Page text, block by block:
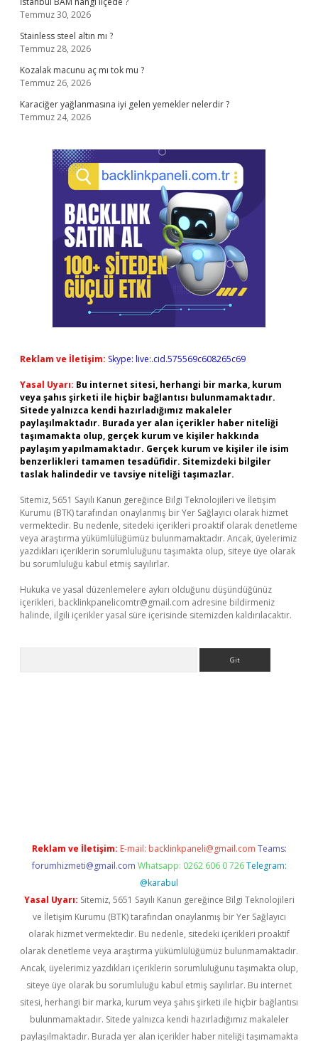
Temmuz 30, 2026
Stainless steel altın mı ?
Temmuz 28, 2026
Kozalak macunu aç mı tok mu ?
Temmuz 26, 2026
Karaciğer yağlanmasına iyi gelen yemekler nelerdir ?
Temmuz 24, 2026
Reklam ve İletişim: Skype: live:.cid.575569c608265c69
Yasal Uyarı: Bu internet sitesi, herhangi bir marka, kurum
veya şahıs şirketi ile hiçbir bağlantısı bulunmamaktadır.
Sitede yalnızca kendi hazırladığımız makaleler
paylaşılmaktadır. Burada yer alan içerikler haber niteliği
taşımamakta olup, gerçek kurum ve kişiler hakkında
paylaşım yapılmamaktadır. Gerçek kurum ve kişiler ile isim
benzerlikleri tamamen tesadüfidir. Sitemizdeki bilgiler
taslak halindedir ve tavsiye niteliği taşımazlar.
Sitemiz, 5651 Sayılı Kanun gereğince Bilgi Teknolojileri ve İletişim
Kurumu (BTK) tarafından onaylanmış bir Yer Sağlayıcı olarak hizmet
vermektedir. Bu nedenle, sitedeki içerikleri proaktif olarak denetleme
veya araştırma yükümlülüğümüz bulunmamaktadır. Ancak, üyelerimiz
yazdıkları içeriklerin sorumluluğunu taşımakta olup, siteye üye olarak
bu sorumluluğu kabul etmiş sayılırlar.
Hukuka ve yasal düzenlemelere aykırı olduğunu düşündüğünüz
içerikleri, backlinkpanelicomtr@gmail.com adresine bildirmeniz
halinde, ilgili içerikler yasal süre içerisinde sitemizden kaldırılacaktır.
Reklam ve İletişim: E-mail: backlinkpaneli@gmail.com Teams:
forumhizmeti@gmail.com Whatsapp: 0262 606 0 726 Telegram:
@karabul
Yasal Uyarı: Sitemiz, 5651 Sayılı Kanun gereğince Bilgi Teknolojileri
ve İletişim Kurumu (BTK) tarafından onaylanmış bir Yer Sağlayıcı
olarak hizmet vermektedir. Bu nedenle, sitedeki içerikleri proaktif
olarak denetleme veya araştırma yükümlülüğümüz bulunmamaktadır.
Ancak, üyelerimiz yazdıkları içeriklerin sorumluluğunu taşımakta olup,
siteye üye olarak bu sorumluluğu kabul etmiş sayılırlar. Bu internet
sitesi, herhangi bir marka, kurum veya şahıs şirketi ile hiçbir bağlantısı
bulunmamaktadır. Sitede yalnızca kendi hazırladığımız makaleler
paylaşılmaktadır. Burada yer alan içerikler haber niteliği taşımamakta